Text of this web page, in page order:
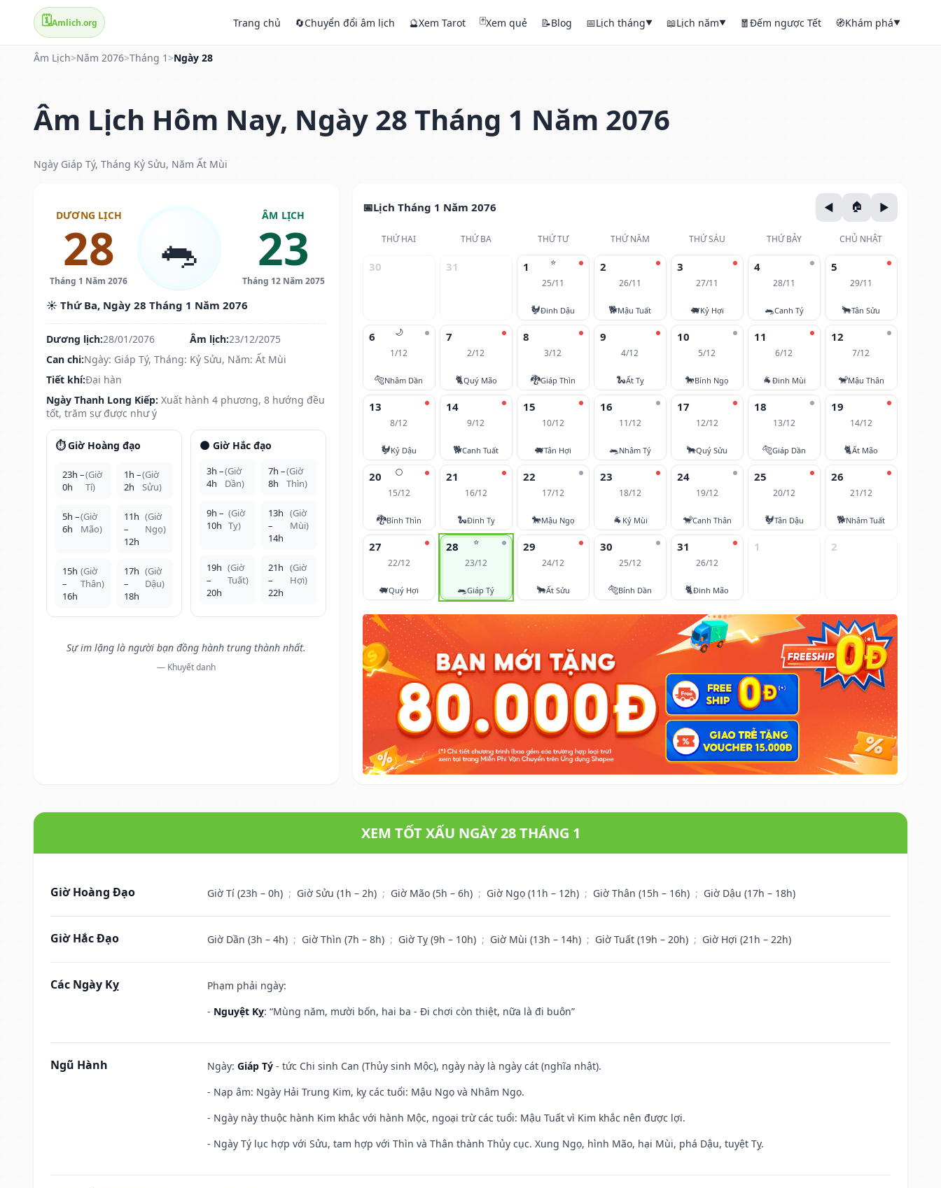
🗓️Amlich.org Trang chủ 🔄Chuyển đổi âm lịch 🔮Xem Tarot 🃏Xem quẻ 📝Blog 📅Lịch tháng▼ 📖Lịch năm▼ 🧧Đếm ngược Tết 🧭Khám phá▼
Âm Lịch>Năm 2076>Tháng 1 >Ngày 28
Âm Lịch Hôm Nay, Ngày 28 Tháng 1 Năm 2076
Ngày Giáp Tý, Tháng Kỷ Sửu, Năm Ất Mùi
DƯƠNG LỊCH
28
Tháng 1 Năm 2076
🐀
ÂM LỊCH
23
Tháng 12 Năm 2075
☀️ Thứ Ba, Ngày 28 Tháng 1 Năm 2076
Dương lịch:28/01/2076 Âm lịch:23/12/2075
Can chi:Ngày: Giáp Tý, Tháng: Kỷ Sửu, Năm: Ất Mùi
Tiết khí:Đại hàn
Ngày Thanh Long Kiếp: Xuất hành 4 phương, 8 hướng đều
tốt, trăm sự được như ý
⏱️ Giờ Hoàng đạo
23h –
0h
(Giờ
Tí)
1h –
2h
(Giờ
Sửu)
5h –
6h
(Giờ
Mão)
11h
–
12h
(Giờ
Ngọ)
15h
–
16h
(Giờ
Thân)
17h
–
18h
(Giờ
Dậu)
🌑 Giờ Hắc đạo
3h –
4h
(Giờ
Dần)
7h –
8h
(Giờ
Thìn)
9h –
10h
(Giờ
Tỵ)
13h
–
14h
(Giờ
Mùi)
19h
–
20h
(Giờ
Tuất)
21h
–
22h
(Giờ
Hợi)
Sự im lặng là người bạn đồng hành trung thành nhất.
— Khuyết danh
Lịch Tháng 1 Năm 2076
THỨ HAI THỨ BA THỨ TƯ THỨ NĂM THỨ SÁU THỨ BẢY CHỦ NHẬT
30 31 ⭐
1
25/11
🐓Đinh Dậu
2
26/11
🐕Mậu Tuất
3
27/11
🐖Kỷ Hợi
4
28/11
🐀Canh Tý
5
29/11
🐂Tân Sửu
🌙
6
1/12
🐅Nhâm Dần
7
2/12
🐈Quý Mão
8
3/12
🐉Giáp Thìn
9
4/12
🐍Ất Tỵ
10
5/12
🐎Bính Ngọ
11
6/12
🐐Đinh Mùi
12
7/12
🐒Mậu Thân
13
8/12
🐓Kỷ Dậu
14
9/12
🐕Canh Tuất
15
10/12
🐖Tân Hợi
16
11/12
🐀Nhâm Tý
17
12/12
🐂Quý Sửu
18
13/12
🐅Giáp Dần
19
14/12
🐈Ất Mão
🌕
20
15/12
🐉Bính Thìn
21
16/12
🐍Đinh Tỵ
22
17/12
🐎Mậu Ngọ
23
18/12
🐐 Kỷ Mùi
24
19/12
🐒Canh Thân
25
20/12
🐓Tân Dậu
26
21/12
🐕Nhâm Tuất
27
22/12
🐖Quý Hợi
⭐
28
23/12
🐀Giáp Tý
29
24/12
🐂Ất Sửu
30
25/12
🐅Bính Dần
31
26/12
🐈Đinh Mão
1 2
XEM TỐT XẤU NGÀY 28 THÁNG 1
Giờ Hoàng Đạo Giờ Tí (23h – 0h) ; Giờ Sửu (1h – 2h) ; Giờ Mão (5h – 6h) ; Giờ Ngọ (11h – 12h) ; Giờ Thân (15h – 16h) ; Giờ Dậu (17h – 18h)
Giờ Hắc Đạo Giờ Dần (3h – 4h) ; Giờ Thìn (7h – 8h) ; Giờ Tỵ (9h – 10h) ; Giờ Mùi (13h – 14h) ; Giờ Tuất (19h – 20h) ; Giờ Hợi (21h – 22h)
Các Ngày Kỵ
Phạm phải ngày:
- Nguyệt Kỵ: “Mùng năm, mười bốn, hai ba - Đi chơi còn thiệt, nữa là đi buôn”
Ngũ Hành Ngày: Giáp Tý - tức Chi sinh Can (Thủy sinh Mộc), ngày này là ngày cát (nghĩa nhật).
- Nạp âm: Ngày Hải Trung Kim, kỵ các tuổi: Mậu Ngọ và Nhâm Ngọ.
- Ngày này thuộc hành Kim khắc với hành Mộc, ngoại trừ các tuổi: Mậu Tuất vì Kim khắc nên được lợi.
- Ngày Tý lục hợp với Sửu, tam hợp với Thìn và Thân thành Thủy cục. Xung Ngọ, hình Mão, hại Mùi, phá Dậu, tuyệt Tỵ.